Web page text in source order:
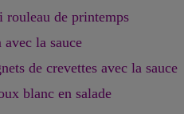
rouleau de printemps
avec la sauce
de crevettes avec la sauce
blanc en salade